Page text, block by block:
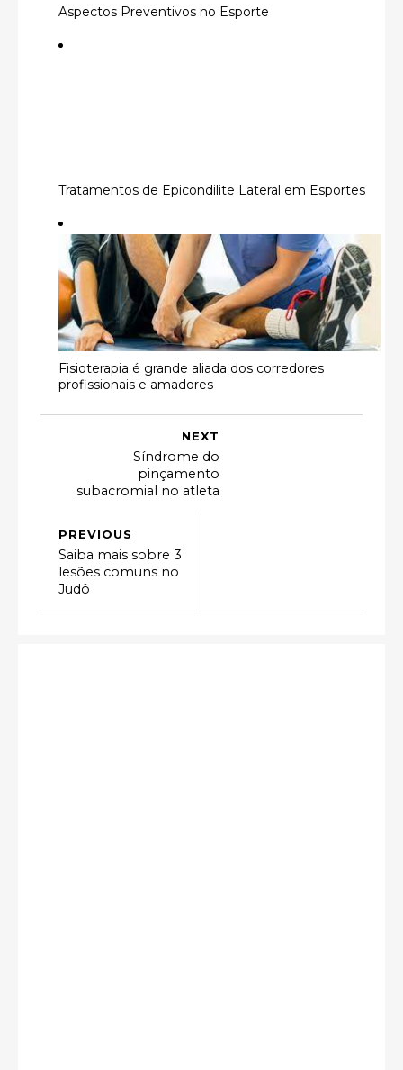
Aspectos Preventivos no Esporte
Tratamentos de Epicondilite Lateral em Esportes
Fisioterapia é grande aliada dos corredores
profissionais e amadores
NEXT
Síndrome do
pinçamento
subacromial no atleta
PREVIOUS
Saiba mais sobre 3
lesões comuns no
Judô